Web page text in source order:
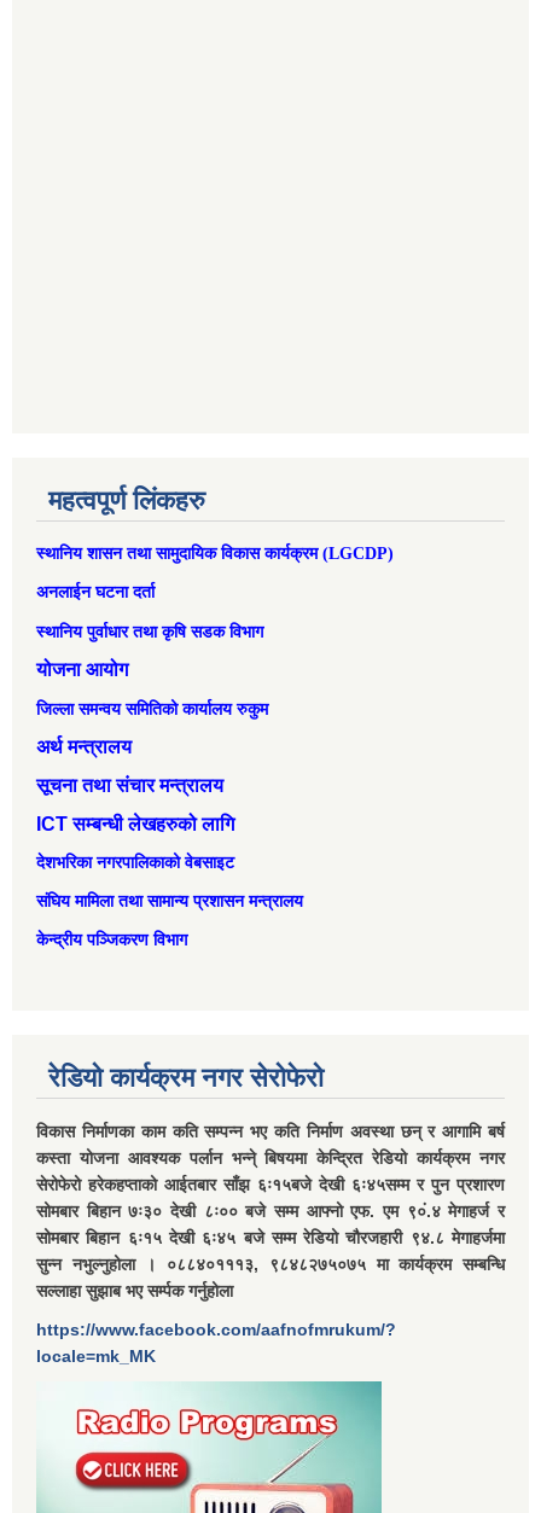
महत्वपूर्ण लिंकहरु
स्थानिय शासन तथा सामुदायिक विकास कार्यक्रम (LGCDP)
अनलाईन घटना दर्ता
स्थानिय पुर्वाधार तथा कृषि सडक विभाग
योजना आयोग
जिल्ला समन्वय समितिको कार्यालय रुकुम
अर्थ मन्त्रालय
सूचना तथा संचार मन्त्रालय
ICT सम्बन्धी लेखहरुको लागि
देशभरिका नगरपालिकाको वेबसाइट
संघिय मामिला तथा सामान्‍य प्रशासन मन्त्रालय
केन्द्रीय पञ्जिकरण विभाग
रेडियो कार्यक्रम नगर सेरोफेरो
विकास निर्माणका काम कति सम्पन्न भए कति निर्माण अवस्था छन् र आगामि बर्ष
कस्ता योजना आवश्यक पर्लान भन्ने् बिषयमा केन्द्रित रेडियो कार्यक्रम नगर
सेरोफेरो हरेकहप्ताको आईतबार साँझ ६ः१५बजे देखी ६ः४५सम्म र पुन प्रशारण
सोमबार बिहान ७ः३० देखी ८ः०० बजे सम्म आफ्नो एफ. एम ९०ं.४ मेगाहर्ज र
सोमबार बिहान ६ः१५ देखी ६ः४५ बजे सम्म रेडियो चौरजहारी ९४.८ मेगाहर्जमा
सुन्न नभुल्नुहोला । ०८८४०१११३, ९८४८२७५०७५ मा कार्यक्रम सम्बन्धि
सल्लाहा सुझाब भए सर्म्पक गर्नुहोला
https://www.facebook.com/aafnofmrukum/?
locale=mk_MK